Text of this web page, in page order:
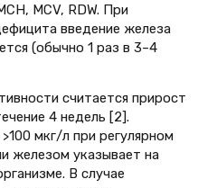
МСV, RDW. При
введение железа
(обычно 1 раз в 3–4
считается прирост
4 недель [2].
мкг/л при регулярном
железом указывает на
В случае